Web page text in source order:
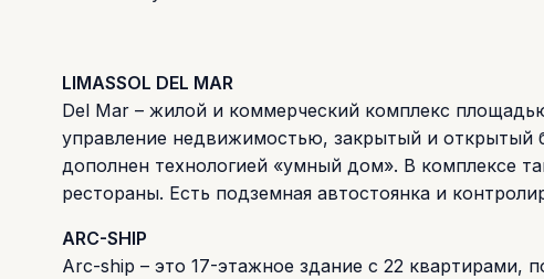
LIMASSOL DEL MAR
Del Mar – жилой и коммерческий комплекс
управление недвижимостью, закрытый и открытый
дополнен технологией «умный дом». В комплексе
рестораны. Есть подземная автостоянка и
ARC-SHIP
Arc-ship – это 17-этажное здание с 22 квартирами,